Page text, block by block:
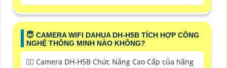
😇 CAMERA WIFI DAHUA DH-H5B TÍCH HỢP CÔNG
NGHỆ THÔNG MINH NÀO KHÔNG?
❤️‍💋‍ Camera DH-H5B Chức Năng Cao Cấp của hãng